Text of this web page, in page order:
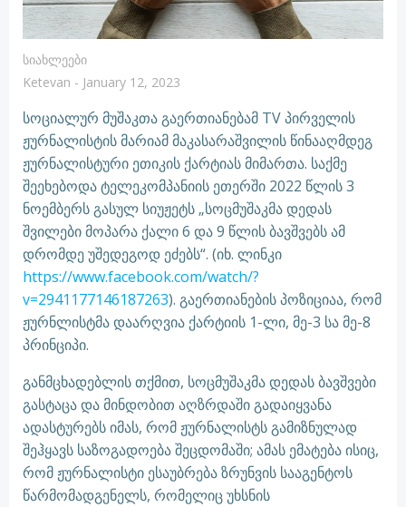
Სიახლეები
Ketevan - January 12, 2023
სოციალურ მუშაკთა გაერთიანებამ TV პირველის
ჟურნალისტის მარიამ მაკასარაშვილის წინააღმდეგ
ჟურნალისტური ეთიკის ქარტიას მიმართა. საქმე
შეეხებოდა ტელეკომპანიის ეთერში 2022 წლის 3
ნოემბერს გასულ სიუჟეტს „სოცმუშაკმა დედას
შვილები მოპარა ქალი 6 და 9 წლის ბავშვებს ამ
დრომდე უშედეგოდ ეძებს“. (იხ. ლინკი
https://www.facebook.com/watch/?
v=2941177146187263). გაერთიანების პოზიციაა, რომ
ჟურნლისტმა დაარღვია ქარტიის 1-ლი, მე-3 სა მე-8
პრინციპი.
განმცხადებლის თქმით, სოცმუშაკმა დედას ბავშვები
გასტაცა და მინდობით აღზრდაში გადაიყვანა
ადასტურებს იმას, რომ ჟურნალისტს გამიზნულად
შეჰყავს საზოგადოება შეცდომაში; ამას ემატება ისიც,
რომ ჟურნალისტი ესაუბრება ზრუნვის სააგენტოს
წარმომადგენელს, რომელიც უხსნის